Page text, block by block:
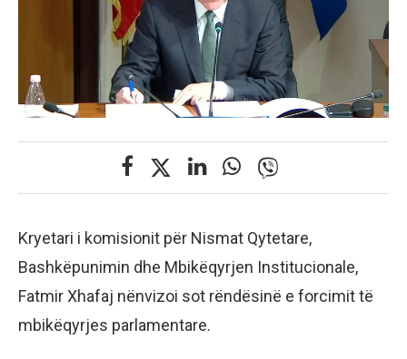
Kryetari i komisionit për Nismat Qytetare,
Bashkëpunimin dhe Mbikëqyrjen Institucionale,
Fatmir Xhafaj nënvizoi sot rëndësinë e forcimit të
mbikëqyrjes parlamentare.